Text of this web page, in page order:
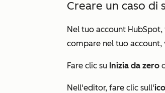
Creare un caso di
Nel tuo account HubSpot,
compare nel tuo
Fare clic su Inizia da zero
Nell'editor, fare clic sull'